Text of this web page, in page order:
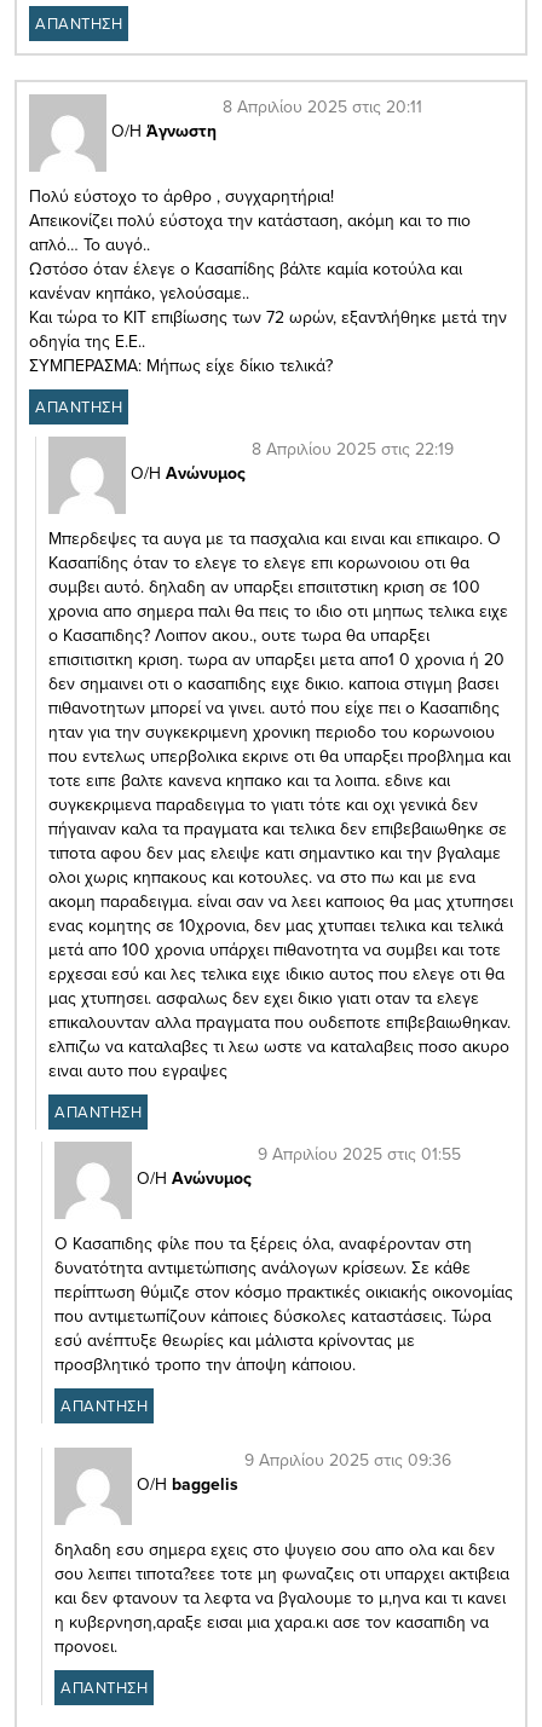
ΑΠΑΝΤΗΣΗ
Ο/Η Άγνωστη
8 Απριλίου 2025 στις 20:11
Πολύ εύστοχο το άρθρο , συγχαρητήρια!
Απεικονίζει πολύ εύστοχα την κατάσταση, ακόμη και το πιο
απλό… Το αυγό..
Ωστόσο όταν έλεγε ο Κασαπίδης βάλτε καμία κοτούλα και
κανέναν κηπάκο, γελούσαμε..
Και τώρα το ΚΙΤ επιβίωσης των 72 ωρών, εξαντλήθηκε μετά την
οδηγία της Ε.Ε..
ΣΥΜΠΕΡΑΣΜΑ: Μήπως είχε δίκιο τελικά?
ΑΠΑΝΤΗΣΗ
Ο/Η Ανώνυμος
8 Απριλίου 2025 στις 22:19
Mπερδεψες τα αυγα με τα πασχαλια και ειναι και επικαιρο. Ο
Κασαπίδης όταν το ελεγε το ελεγε επι κορωνοιου οτι θα
συμβει αυτό. δηλαδη αν υπαρξει επσιιτστικη κριση σε 100
χρονια απο σημερα παλι θα πεις το ιδιο οτι μηπως τελικα ειχε
ο Κασαπιδης? Λοιπον ακου., ουτε τωρα θα υπαρξει
επισιτισιτκη κριση. τωρα αν υπαρξει μετα απο1 0 χρονια ή 20
δεν σημαινει οτι ο κασαπιδης ειχε δικιο. καποια στιγμη βασει
πιθανοτητων μπορεί να γινει. αυτό που είχε πει ο Κασαπιδης
ηταν για την συγκεκριμενη χρονικη περιοδο του κορωνοιου
που εντελως υπερβολικα εκρινε οτι θα υπαρξει προβλημα και
τοτε ειπε βαλτε κανενα κηπακο και τα λοιπα. εδινε και
συγκεκριμενα παραδειγμα το γιατι τότε και οχι γενικά δεν
πήγαιναν καλα τα πραγματα και τελικα δεν επιβεβαιωθηκε σε
τιποτα αφου δεν μας ελειψε κατι σημαντικο και την βγαλαμε
ολοι χωρις κηπακους και κοτουλες. να στο πω και με ενα
ακομη παραδειγμα. είναι σαν να λεει καποιος θα μας χτυπησει
ενας κομητης σε 10χρονια, δεν μας χτυπαει τελικα και τελικά
μετά απο 100 χρονια υπάρχει πιθανοτητα να συμβει και τοτε
ερχεσαι εσύ και λες τελικα ειχε ιδικιο αυτος που ελεγε οτι θα
μας χτυπησει. ασφαλως δεν εχει δικιο γιατι οταν τα ελεγε
επικαλουνταν αλλα πραγματα που ουδεποτε επιβεβαιωθηκαν.
ελπιζω να καταλαβες τι λεω ωστε να καταλαβεις ποσο ακυρο
ειναι αυτο που εγραψες
ΑΠΑΝΤΗΣΗ
Ο/Η Ανώνυμος
9 Απριλίου 2025 στις 01:55
Ο Κασαπιδης φίλε που τα ξέρεις όλα, αναφέρονταν στη
δυνατότητα αντιμετώπισης ανάλογων κρίσεων. Σε κάθε
περίπτωση θύμιζε στον κόσμο πρακτικές οικιακής οικονομίας
που αντιμετωπίζουν κάποιες δύσκολες καταστάσεις. Τώρα
εσύ ανέπτυξε θεωρίες και μάλιστα κρίνοντας με
προσβλητικό τροπο την άποψη κάποιου.
ΑΠΑΝΤΗΣΗ
Ο/Η baggelis
9 Απριλίου 2025 στις 09:36
δηλαδη εσυ σημερα εχεις στο ψυγειο σου απο ολα και δεν
σου λειπει τιποτα?εεε τοτε μη φωναζεις οτι υπαρχει ακτιβεια
και δεν φτανουν τα λεφτα να βγαλουμε το μ,ηνα και τι κανει
η κυβερνηση,αραξε εισαι μια χαρα.κι ασε τον κασαπιδη να
προνοει.
ΑΠΑΝΤΗΣΗ